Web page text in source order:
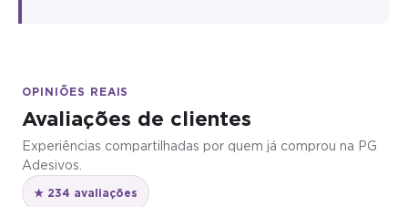
OPINIÕES REAIS
Avaliações de clientes
Experiências compartilhadas por quem já comprou na PG
Adesivos.
★ 234 avaliações